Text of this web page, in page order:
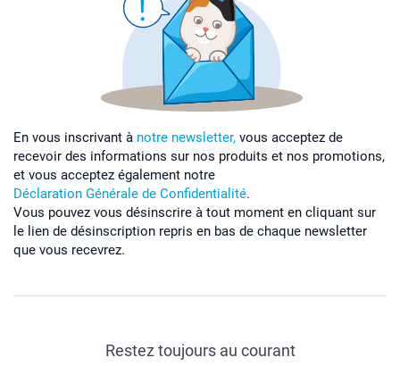
En vous inscrivant à notre newsletter, vous acceptez de
recevoir des informations sur nos produits et nos promotions,
et vous acceptez également notre
Déclaration Générale de Confidentialité.
Vous pouvez vous désinscrire à tout moment en cliquant sur
le lien de désinscription repris en bas de chaque newsletter
que vous recevrez.
Restez toujours au courant